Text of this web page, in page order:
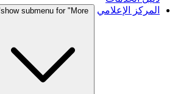
المركز الإعلامي
show submenu for "More"